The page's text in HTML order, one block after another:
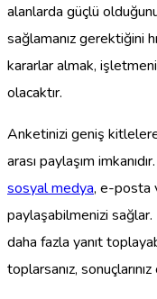
alanlarda güçlü
sağlamanız gerektiğini
kararlar almak,
olacaktır.
Anketinizi geniş
arası paylaşım
sosyal medya, e-posta
paylaşabilmenizi sağlar.
daha fazla yanıt
toplarsanız,